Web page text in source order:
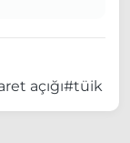
açığı#tüik